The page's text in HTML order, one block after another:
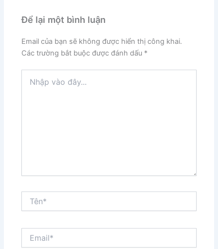
Để lại một bình luận
Email của bạn sẽ không được hiển thị công khai.
Các trường bắt buộc được đánh dấu *
vào